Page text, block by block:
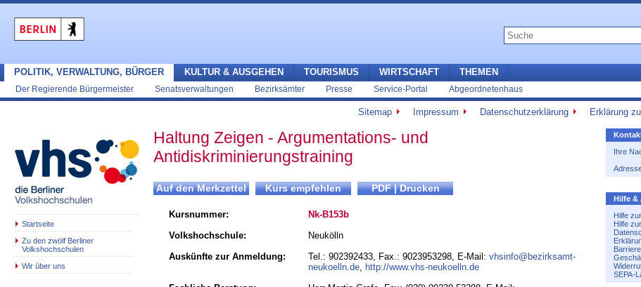
POLITIK, VERWALTUNG, BÜRGER
Der Regierende Bürgermeister Senatsverwaltungen Bezirksämter Presse Service-Portal Abgeordnetenhaus
KULTUR & AUSGEHEN TOURISMUS WIRTSCHAFT THEMEN
Sitemap Impressum Datenschutzerklärung Erklärung
Startseite
Zu den zwölf Berliner
Volkshochschulen
Wir über uns
Ihre
Hilfe &
Hilfe
Hilfe
SEPA-
Haltung Zeigen - Argumentations- und
Antidiskriminierungstraining
Kursnummer:
Nk-B153b
Volkshochschule:
Neukölln
Auskünfte zur Anmeldung:
Tel.: 902392433, Fax.: 9023953298, E-Mail: vhsinfo@bezirksamt-
neukoelln.de, http://www.vhs-neukoelln.de